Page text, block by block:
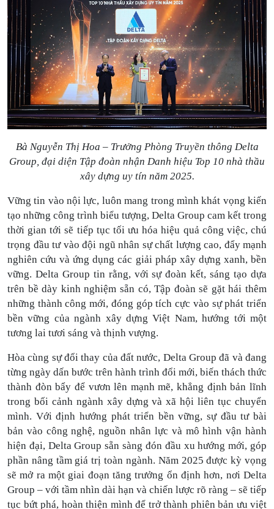
Bà Nguyễn Thị Hoa – Trưởng Phòng Truyền thông Delta
Group, đại diện Tập đoàn nhận Danh hiệu Top 10 nhà thầu
xây dựng uy tín năm 2025.
Vững tin vào nội lực, luôn mang trong mìnhkhát vọng kiến
tạo những công trình biểu tượng, Delta Group cam kết trong
thời gian tới sẽ tiếp tục tối ưu hóahiệu quả công việc, chú
trọng đầu tư vào đội ngũ nhân sự chất lượng cao, đẩy mạnh
nghiên cứu và ứng dụng các giải pháp xây dựng xanh, bền
vững. Delta Group tin rằng, với sự đoàn kết, sáng tạo dựa
trên bề dày kinh nghiệm sẵn có, Tập đoàn sẽ gặt háithêm
những thành công mới, đóng góp tích cực vào sự phát triển
bền vững của ngành xây dựng Việt Nam, hướng tới một
tương lai tươi sáng và thịnh vượng.
Hòa cùng sự đổi thay của đất nước, Delta Groupđã và đang
từng ngày dấn bước trên hành trình đổi mới, biến thách thức
thành đòn bẩy để vươn lên mạnh mẽ, khẳng định bản lĩnh
trong bối cảnh ngành xây dựngvà xã hộiliên tục chuyển
mình. Với định hướng phát triển bền vững, sự đầu tư bài
bản vào công nghệ, nguồn nhân lực và mô hình vận hành
hiện đại, Delta Group sẵn sàng đón đầu xu hướng mới, góp
phần nâng tầm giá trị toàn ngành. Năm 2025 được kỳ vọng
sẽ mở ra một giai đoạn tăng trưởng ổn định hơn, nơi Delta
Group – với tầm nhìn dài hạn và chiến lược rõ ràng – sẽ tiếp
tục bứt phá, hoàn thiện mình để trở thành phiên bản ưu việt